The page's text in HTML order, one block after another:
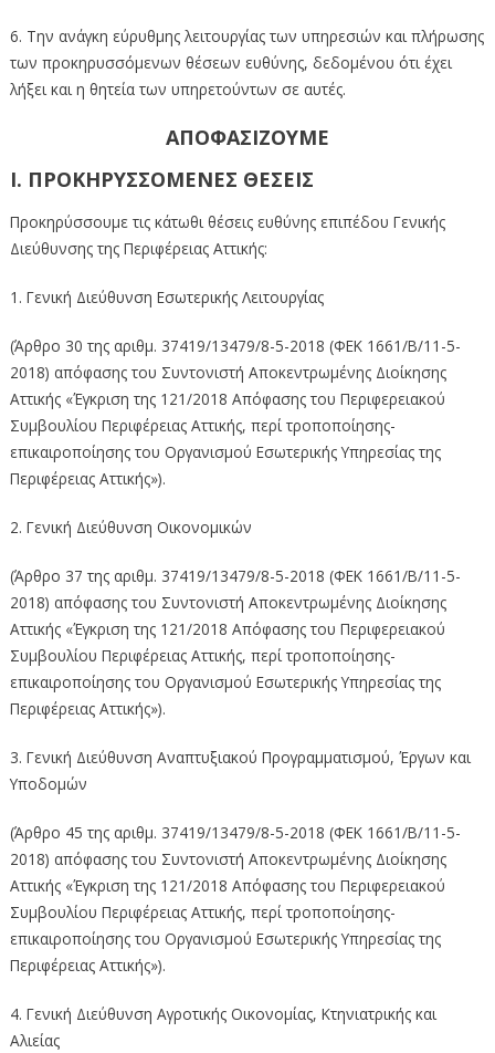
6. Την ανάγκη εύρυθμης λειτουργίας των υπηρεσιών και πλήρωσης
των προκηρυσσόμενων θέσεων ευθύνης, δεδομένου ότι έχει
λήξει και η θητεία των υπηρετούντων σε αυτές.
ΑΠΟΦΑΣΙΖΟΥΜΕ
Ι. ΠΡΟΚΗΡΥΣΣΟΜΕΝΕΣ ΘΕΣΕΙΣ
Προκηρύσσουμε τις κάτωθι θέσεις ευθύνης επιπέδου Γενικής
Διεύθυνσης της Περιφέρειας Αττικής:
1. Γενική Διεύθυνση Εσωτερικής Λειτουργίας
(Άρθρο 30 της αριθμ. 37419/13479/8-5-2018 (ΦΕΚ 1661/Β/11-5-
2018) απόφασης του Συντονιστή Αποκεντρωμένης Διοίκησης
Αττικής «Έγκριση της 121/2018 Απόφασης του Περιφερειακού
Συμβουλίου Περιφέρειας Αττικής, περί τροποποίησης-
επικαιροποίησης του Οργανισμού Εσωτερικής Υπηρεσίας της
Περιφέρειας Αττικής»).
2. Γενική Διεύθυνση Οικονομικών
(Άρθρο 37 της αριθμ. 37419/13479/8-5-2018 (ΦΕΚ 1661/Β/11-5-
2018) απόφασης του Συντονιστή Αποκεντρωμένης Διοίκησης
Αττικής «Έγκριση της 121/2018 Απόφασης του Περιφερειακού
Συμβουλίου Περιφέρειας Αττικής, περί τροποποίησης-
επικαιροποίησης του Οργανισμού Εσωτερικής Υπηρεσίας της
Περιφέρειας Αττικής»).
3. Γενική Διεύθυνση Αναπτυξιακού Προγραμματισμού, Έργων και
Υποδομών
(Άρθρο 45 της αριθμ. 37419/13479/8-5-2018 (ΦΕΚ 1661/Β/11-5-
2018) απόφασης του Συντονιστή Αποκεντρωμένης Διοίκησης
Αττικής «Έγκριση της 121/2018 Απόφασης του Περιφερειακού
Συμβουλίου Περιφέρειας Αττικής, περί τροποποίησης-
επικαιροποίησης του Οργανισμού Εσωτερικής Υπηρεσίας της
Περιφέρειας Αττικής»).
4. Γενική Διεύθυνση Αγροτικής Οικονομίας, Κτηνιατρικής και
Αλιείας